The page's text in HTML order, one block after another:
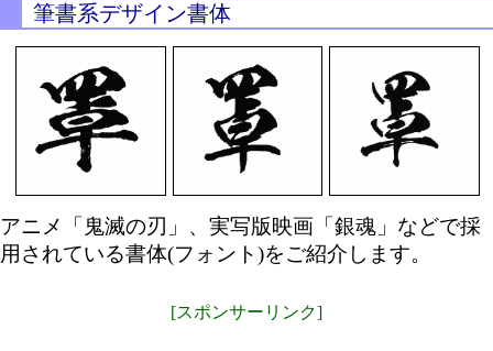
筆書系デザイン書体
アニメ「鬼滅の刃」、実写版映画「銀魂」などで採
用されている書体(フォント)をご紹介します。
[スポンサーリンク]